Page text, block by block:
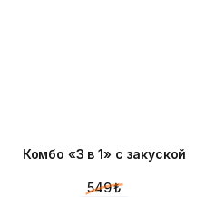
Комбо «3 в 1» с закуской
549 ₺